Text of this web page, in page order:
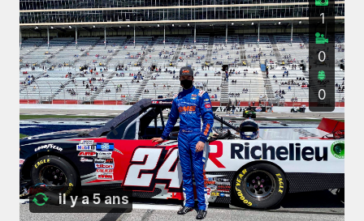
il y a 5 ans
1
0
0